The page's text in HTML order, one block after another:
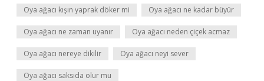
Oya ağacı kışın yaprak döker mi Oya ağacı ne kadar büyür
Oya ağacı ne zaman uyanır Oya ağacı neden çiçek acmaz
Oya ağacı nereye dikilir Oya ağacı neyi sever
Oya ağacı saksıda olur mu